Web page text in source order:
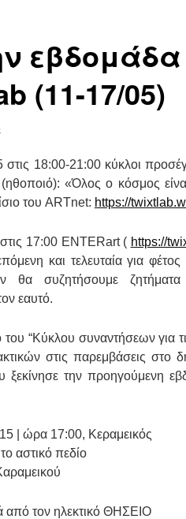
(11-17/05)
18:00-21:00 κύκλοι
«Όλος ο κόσμος
του ARTnet: https://
17:00 ENTERart ( https://
και τελευταία για
θα συζητήσουμε
εαυτό.
του “Κύκλου συναντήσεων για
στις παρεμβάσεις στο
την προηγούμενη
| ώρα 17:00, Κεραμεικός
αστικό πεδίο
από τον ηλεκτικό ΘΗΣΕΙΟ